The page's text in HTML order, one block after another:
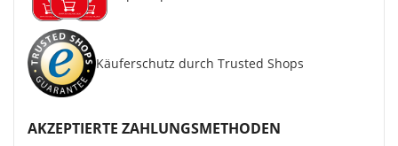
Käuferschutz durch Trusted Shops
AKZEPTIERTE ZAHLUNGSMETHODEN